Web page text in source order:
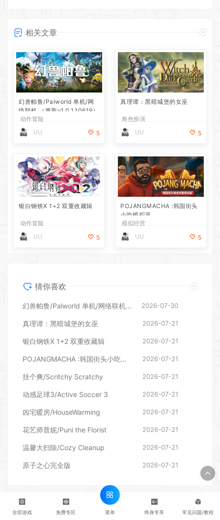
相关文章
幻兽帕鲁/Palworld 单机/网
络联机 （更新v1.0.1.10619）
动作冒险
UU
5
真理谭：黑暗城堡的女巫
角色扮演
UU
5
银白钢铁X 1+2 双重收藏辑
动作冒险
UU
5
POJANGMACHA :韩国街头
小吃模拟器
模拟经营
UU
5
猜你喜欢
幻兽帕鲁/Palworld 单机/网络联机 （更新v1.0.1.10619） 2026-07-30
真理谭：黑暗城堡的女巫 2026-07-21
银白钢铁X 1+2 双重收藏辑 2026-07-21
POJANGMACHA :韩国街头小吃模拟器 2026-07-21
挂个爽/Scritchy Scratchy 2026-07-21
动感足球3/Active Soccer 3 2026-07-21
凶宅暖房/HouseWarming 2026-07-21
花艺师普妮/Puni the Florist 2026-07-21
温馨大扫除/Cozy Cleanup 2026-07-21
原子之心完全版 2026-07-21
发表评论 暂无评论
全部游戏 免费专区 菜单 终身专享 常见问题/教程